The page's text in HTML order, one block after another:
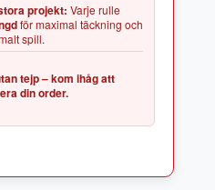
projekt: Varje rulle
för maximal täckning och
tejp – kom ihåg att
komplettera din order.